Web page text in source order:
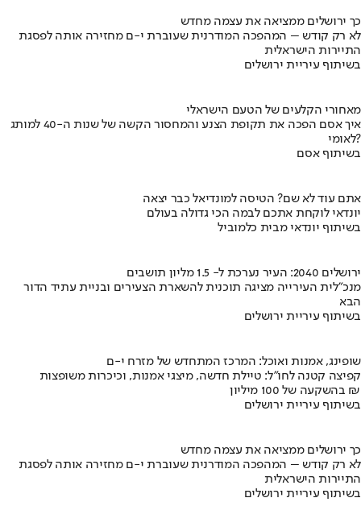
כך ירושלים ממציאה את עצמה מחדש
לא רק קודש – המהפכה המודרנית שעוברת י-ם מחזירה אותה לפסגת
התיירות הישראלית
בשיתוף עיריית ירושלים
מאחורי הקלעים של הטעם הישראלי
איך אסם הפכה את תקופת הצנע והמחסור הקשה של שנות ה-40 למותג
לאומי?
בשיתוף אסם
אתם עוד לא שם? הטיסה למונדיאל כבר יצאה
יונדאי לוקחת אתכם לבמה הכי גדולה בעולם
בשיתוף יונדאי מבית כלמוביל
ירושלים 2040: העיר נערכת ל- 1.5 מליון תושבים
מנכ"לית העירייה מציגה תוכנית להשארת הצעירים ובניית עתיד הדור
הבא
בשיתוף עיריית ירושלים
שופינג, אמנות ואוכל: המרכז המתחדש של מזרח י-ם
קפיצה קטנה לחו"ל: טיילת חדשה, מיצגי אמנות, וכיכרות משופצות
בהשקעה של 100 מיליון ₪
בשיתוף עיריית ירושלים
כך ירושלים ממציאה את עצמה מחדש
לא רק קודש – המהפכה המודרנית שעוברת י-ם מחזירה אותה לפסגת
התיירות הישראלית
בשיתוף עיריית ירושלים